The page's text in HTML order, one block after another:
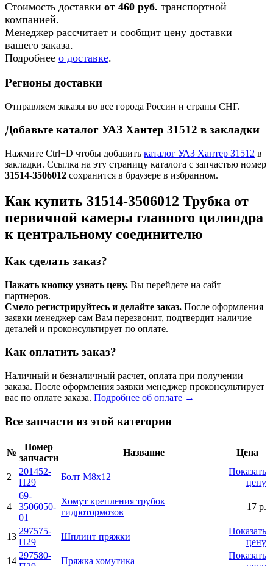
Стоимость доставки от 460 руб. транспортной
компанией.
Менеджер рассчитает и сообщит цену доставки
вашего заказа.
Подробнее о доставке.
Регионы доставки
Отправляем заказы во все города России и страны СНГ.
Добавьте каталог УАЗ Хантер 31512 в закладки
Нажмите Ctrl+D чтобы добавить каталог УАЗ Хантер 31512 в
закладки. Ссылка на эту страницу каталога с запчастью номер
31514-3506012 сохранится в браузере в избранном.
Как купить 31514-3506012 Трубка от
первичной камеры главного цилиндра
к центральному соединителю
Как сделать заказ?
Нажать кнопку узнать цену. Вы перейдете на сайт
партнеров.
Смело регистрируйтесь и делайте заказ. После оформления
заявки менеджер сам Вам перезвонит, подтвердит наличие
деталей и проконсультирует по оплате.
Как оплатить заказ?
Наличный и безналичный расчет, оплата при получении
заказа. После оформления заявки менеджер проконсультирует
вас по оплате заказа. Подробнее об оплате →
Все запчасти из этой категории
№
Номер
запчасти
Название Цена
2
201452-
П29
Болт М8х12
Показать
цену
4
69-
3506050-
01
Хомут крепления трубок
гидротормозов
17 р.
13
297575-
П29
Шплинт пряжки
Показать
цену
14
297580-
Пряжка хомутика
Показать